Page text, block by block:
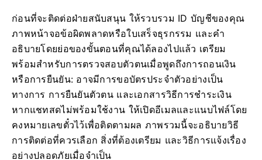
ก่อนที่จะติดต่อฝ่ายสนับสนุน ให้รวบรวม ID บัญชีของคุณ
ภาพหน้าจอข้อผิดพลาดหรือใบเสร็จธุรกรรม และคำ
อธิบายโดยย่อของขั้นตอนที่คุณได้ลองไปแล้ว เตรียม
พร้อมสำหรับการตรวจสอบตัวตนเมื่อพูดถึงการถอนเงิน
หรือการยืนยัน: อาจมีการขอบัตรประจำตัวอย่างเป็น
ทางการ การยืนยันตัวตน และเอกสารวิธีการชำระเงิน
หากแชทสดไม่พร้อมใช้งาน ให้เปิดอีเมลและแนบไฟล์โดย
คงหมายเลขตั๋วไว้เพื่อติดตามผล ภาพรวมนี้จะอธิบายวิธี
การติดต่อที่ควรเลือก สิ่งที่ต้องเตรียม และวิธีการแจ้งเรื่อง
อย่างปลอดภัยเมื่อจำเป็น